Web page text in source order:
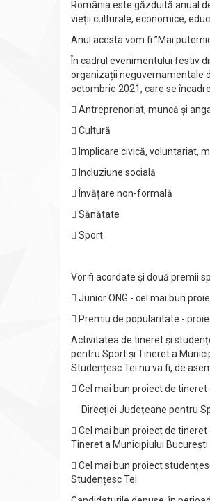
România este găzduită anual
vieții culturale, economice,
Anul acesta vom fi ”Mai
În cadrul evenimentului festiv
organizații neguvernamentale
octombrie 2021, care se
 Antreprenoriat, muncă și
 Cultură
 Implicare civică, voluntariat,
 Incluziune socială
 Învățare non-formală
 Sănătate
 Sport
Vor fi acordate și două premii
 Junior ONG - cel mai bun
 Premiu de popularitate -
Activitatea de tineret și
pentru Sport și Tineret a
Studențesc Tei nu va fi, de
 Cel mai bun proiect de
Direcției Județeane pentru
 Cel mai bun proiect de
Tineret a Municipiului București
 Cel mai bun proiect
Studențesc Tei